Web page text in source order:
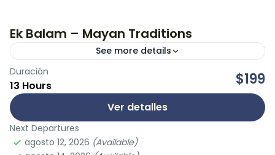
Ek Balam – Mayan Traditions
See more details
Visita la zona arqueológica con una de las
construcciones más grandes de Mesoamérica; Ek
Balam, donde podrás subir a la cima de la
acrópolis y...
Duración
13 Hours $199
Ver detalles
Next Departures
agosto 12, 2026 (Available)